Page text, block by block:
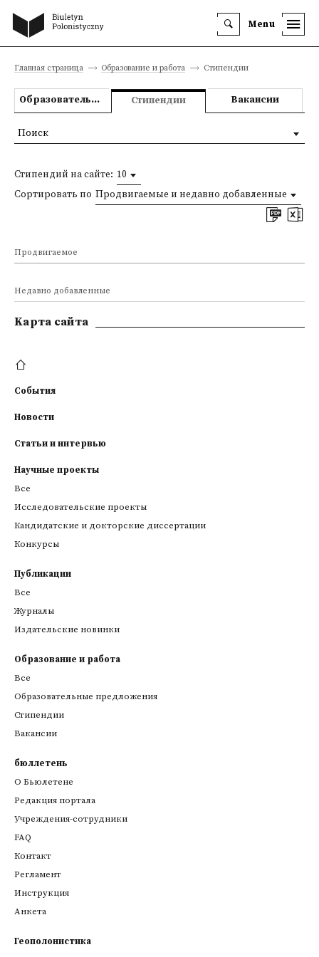
Menu
Главная страница Образование и работа Стипендии
Образовательные предложения Стипендии Вакансии
Стипендий на сайте: 10
Сортировать по Продвигаемые и недавно добавленные
Продвигаемое
Недавно добавленные
Поиск
Kарта сайта
События
Новости
Статьи и интервью
Научные проекты
Все
Исследовательские проекты
Кандидатские и докторские диссертации
Конкурсы
Публикации
Все
Журналы
Издательские новинки
Образование и работа
Все
Образовательные предложения
Стипендии
Вакансии
бюллетень
О Бьюлетене
Редакция портала
Учреждения-сотрудники
FAQ
Контакт
Регламент
Инструкция
Анкета
Геополонистика